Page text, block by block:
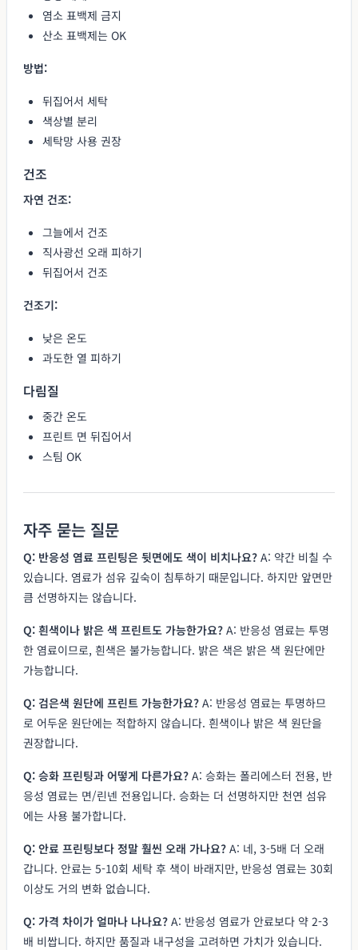
염소 표백제 금지
산소 표백제는 OK
방법:
뒤집어서 세탁
색상별 분리
세탁망 사용 권장
건조
자연 건조:
그늘에서 건조
직사광선 오래 피하기
뒤집어서 건조
건조기:
낮은 온도
과도한 열 피하기
다림질
중간 온도
프린트 면 뒤집어서
스팀 OK
자주 묻는 질문
Q: 반응성 염료 프린팅은 뒷면에도 색이 비치나요? A: 약간 비칠 수
있습니다. 염료가 섬유 깊숙이 침투하기 때문입니다. 하지만 앞면만
큼 선명하지는 않습니다.
Q: 흰색이나 밝은 색 프린트도 가능한가요? A: 반응성 염료는 투명
한 염료이므로, 흰색은 불가능합니다. 밝은 색은 밝은 색 원단에만
가능합니다.
Q: 검은색 원단에 프린트 가능한가요? A: 반응성 염료는 투명하므
로 어두운 원단에는 적합하지 않습니다. 흰색이나 밝은 색 원단을
권장합니다.
Q: 승화 프린팅과 어떻게 다른가요? A: 승화는 폴리에스터 전용, 반
응성 염료는 면/린넨 전용입니다. 승화는 더 선명하지만 천연 섬유
에는 사용 불가합니다.
Q: 안료 프린팅보다 정말 훨씬 오래 가나요? A: 네, 3-5배 더 오래
갑니다. 안료는 5-10회 세탁 후 색이 바래지만, 반응성 염료는 30회
이상도 거의 변화 없습니다.
Q: 가격 차이가 얼마나 나나요? A: 반응성 염료가 안료보다 약 2-3
배 비쌉니다. 하지만 품질과 내구성을 고려하면 가치가 있습니다.